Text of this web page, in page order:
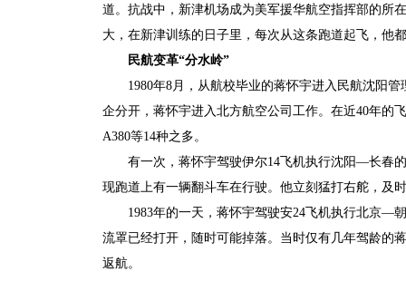
道。抗战中，新津机场成为美军援华航空指挥部的所
大，在新津训练的日子里，每次从这条跑道起飞，他
民航变革“分水岭”
1980年8月，从航校毕业的蒋怀宇进入民航沈阳
企分开，蒋怀宇进入北方航空公司工作。在近40年的
A380等14种之多。
有一次，蒋怀宇驾驶伊尔14飞机执行沈阳—长春
现跑道上有一辆翻斗车在行驶。他立刻猛打右舵，及
1983年的一天，蒋怀宇驾驶安24飞机执行北京—
流罩已经打开，随时可能掉落。当时仅有几年驾龄的
返航。